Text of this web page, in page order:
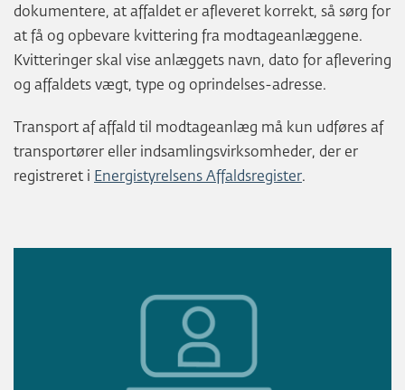
dokumentere, at affaldet er afleveret korrekt, så sørg for
at få og opbevare kvittering fra modtageanlæggene.
Kvitteringer skal vise anlæggets navn, dato for aflevering
og affaldets vægt, type og oprindelses-adresse.
Transport af affald til modtageanlæg må kun udføres af
transportører eller indsamlingsvirksomheder, der er
registreret i Energistyrelsens Affaldsregister.